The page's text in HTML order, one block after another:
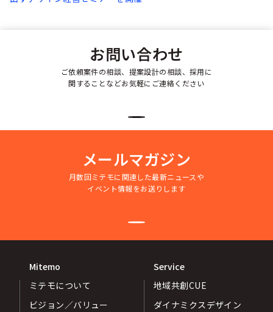
お問い合わせ
ご依頼案件の相談、提案設計の相談、採用に
関することなどお気軽にご連絡ください
メールマガジン
月数回ミテモに関連した最新ニュースや
イベント情報をお送りします
Mitemo
ミテモについて
ビジョン／バリュー
Service
地域共創CUE
ダイナミクスデザイン